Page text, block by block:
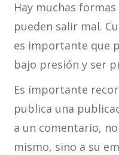
Hay muchas
pueden salir mal.
es importante que
bajo presión y ser
Es importante
publica una
a un comentario,
mismo, sino a su